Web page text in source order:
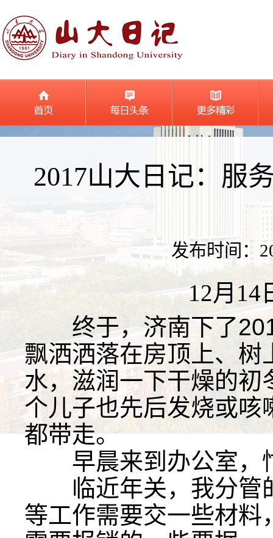
2017山大日记：服
发布时间：
12月14
终于，济南下了
飘洒洒落在房顶上、
水，滋润一下干燥的初
个儿子也先后发烧或咳
都带走。
早晨来到办公室，
临近年关，我分管
等工作需要交一些材料